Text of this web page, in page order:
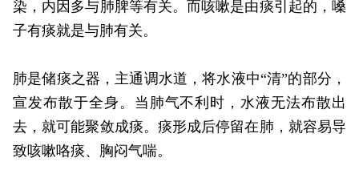
染，内因多与肺脾等有关。而咳嗽是由痰引起的，嗓
子有痰就是与肺有关。
肺是储痰之器，主通调水道，将水液中“清”的部分，
宣发布散于全身。当肺气不利时，水液无法布散出
去，就可能聚敛成痰。痰形成后停留在肺，就容易导
致咳嗽咯痰、胸闷气喘。